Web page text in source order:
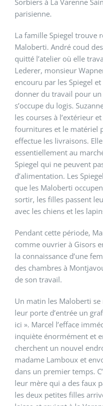
Sorbiers à La Varenne
parisienne.
La famille Spiegel trouve
Maloberti. André coud
quitté l’atelier où elle
Lederer, monsieur
encouru par les Spiegel
donner du travail pour
s’occupe du logis.
les courses à l’extérieur
fournitures et le matériel
effectue les livraisons.
essentiellement au
Spiegel qui ne peuvent
d’alimentation. Les
que les Maloberti
sortir, les filles passent
avec les chiens et les
Pendant cette période,
comme ouvrier à Gisors
la connaissance d’une
des chambres à
de son travail.
Un matin les Maloberti
leur porte d’entrée un
ici ». Marcel l’efface
inquiète énormément et
cherchent un nouvel
madame Lamboux et
dans un premier temps.
leur mère qui a des faux
les deux petites filles